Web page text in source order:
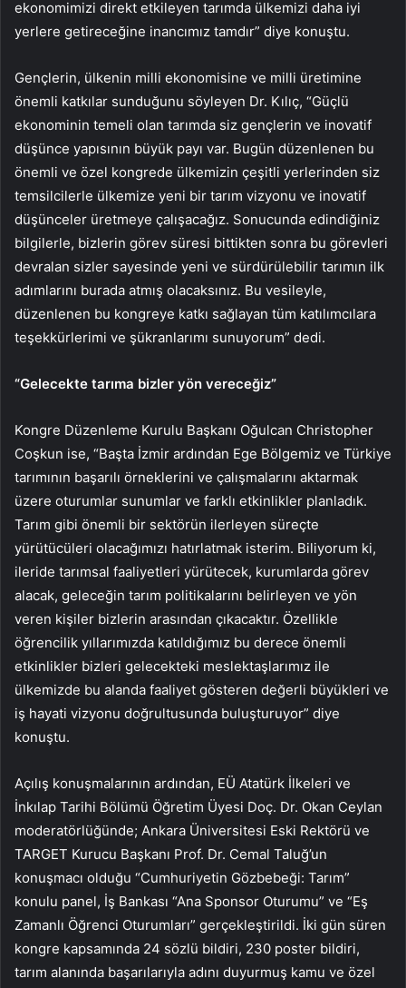
ekonomimizi direkt etkileyen tarımda ülkemizi daha iyi
yerlere getireceğine inancımız tamdır” diye konuştu.
Gençlerin, ülkenin milli ekonomisine ve milli üretimine
önemli katkılar sunduğunu söyleyen Dr. Kılıç, “Güçlü
ekonominin temeli olan tarımda siz gençlerin ve inovatif
düşünce yapısının büyük payı var. Bugün düzenlenen bu
önemli ve özel kongrede ülkemizin çeşitli yerlerinden siz
temsilcilerle ülkemize yeni bir tarım vizyonu ve inovatif
düşünceler üretmeye çalışacağız. Sonucunda edindiğiniz
bilgilerle, bizlerin görev süresi bittikten sonra bu görevleri
devralan sizler sayesinde yeni ve sürdürülebilir tarımın ilk
adımlarını burada atmış olacaksınız. Bu vesileyle,
düzenlenen bu kongreye katkı sağlayan tüm katılımcılara
teşekkürlerimi ve şükranlarımı sunuyorum” dedi.
“Gelecekte tarıma bizler yön vereceğiz”
Kongre Düzenleme Kurulu Başkanı Oğulcan Christopher
Coşkun ise, “Başta İzmir ardından Ege Bölgemiz ve Türkiye
tarımının başarılı örneklerini ve çalışmalarını aktarmak
üzere oturumlar sunumlar ve farklı etkinlikler planladık.
Tarım gibi önemli bir sektörün ilerleyen süreçte
yürütücüleri olacağımızı hatırlatmak isterim. Biliyorum ki,
ileride tarımsal faaliyetleri yürütecek, kurumlarda görev
alacak, geleceğin tarım politikalarını belirleyen ve yön
veren kişiler bizlerin arasından çıkacaktır. Özellikle
öğrencilik yıllarımızda katıldığımız bu derece önemli
etkinlikler bizleri gelecekteki meslektaşlarımız ile
ülkemizde bu alanda faaliyet gösteren değerli büyükleri ve
iş hayati vizyonu doğrultusunda buluşturuyor” diye
konuştu.
Açılış konuşmalarının ardından, EÜ Atatürk İlkeleri ve
İnkılap Tarihi Bölümü Öğretim Üyesi Doç. Dr. Okan Ceylan
moderatörlüğünde; Ankara Üniversitesi Eski Rektörü ve
TARGET Kurucu Başkanı Prof. Dr. Cemal Taluğ’un
konuşmacı olduğu “Cumhuriyetin Gözbebeği: Tarım”
konulu panel, İş Bankası “Ana Sponsor Oturumu” ve “Eş
Zamanlı Öğrenci Oturumları” gerçekleştirildi. İki gün süren
kongre kapsamında 24 sözlü bildiri, 230 poster bildiri,
tarım alanında başarılarıyla adını duyurmuş kamu ve özel